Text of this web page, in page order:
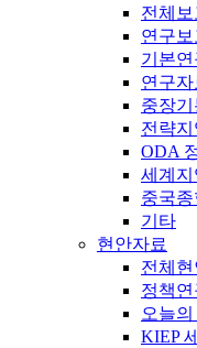
전체보
연구보
기본연
연구자
중장
전략
ODA
세계
중국
기타
현안자료
전체
정책
오늘의
KIEP